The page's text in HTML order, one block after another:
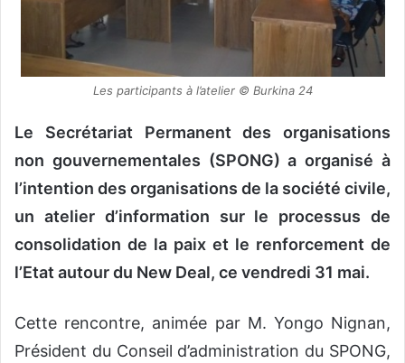
r
r
e
l
Les participants à l’atelier © Burkina 24
Le Secrétariat Permanent des organisations
non gouvernementales (SPONG) a organisé à
l’intention des organisations de la société civile,
un atelier d’information sur le processus de
consolidation de la paix et le renforcement de
l’Etat autour du New Deal, ce vendredi 31 mai.
Cette rencontre, animée par M. Yongo Nignan,
Président du Conseil d’administration du SPONG,